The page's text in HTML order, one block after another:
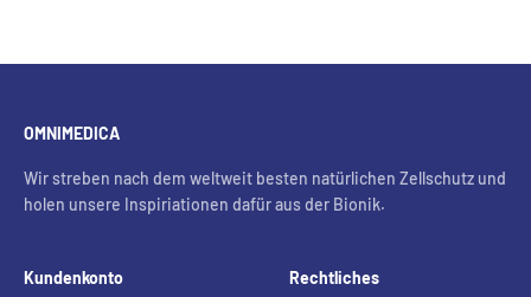
OMNIMEDICA
Wir streben nach dem weltweit besten natürlichen Zellschutz und
holen unsere Inspiriationen dafür aus der Bionik.
Kundenkonto Rechtliches